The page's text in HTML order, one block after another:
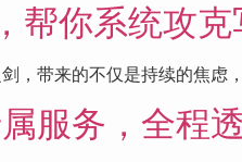
帮你系统攻
，带来的不仅是持续的焦
服务，全程